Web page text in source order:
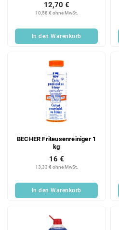
10,58 € ohne MwSt.
12,70 €
In den Warenkorb
BECHER Friteusenreiniger 1
kg
13,33 € ohne MwSt.
16 €
In den Warenkorb